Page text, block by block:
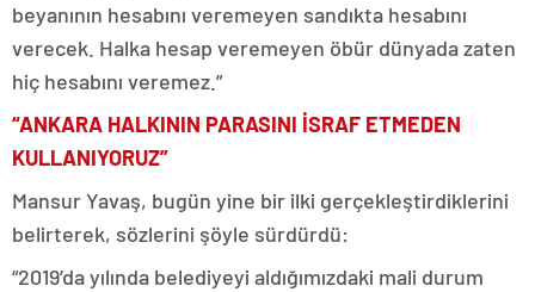
beyanının hesabını veremeyen sandıkta hesabını
verecek. Halka hesap veremeyen öbür dünyada zaten
hiç hesabını veremez.”
“ANKARA HALKININ PARASINI İSRAF ETMEDEN
KULLANIYORUZ”
Mansur Yavaş, bugün yine bir ilki gerçekleştirdiklerini
belirterek, sözlerini şöyle sürdürdü:
“2019’da yılında belediyeyi aldığımızdaki mali durum